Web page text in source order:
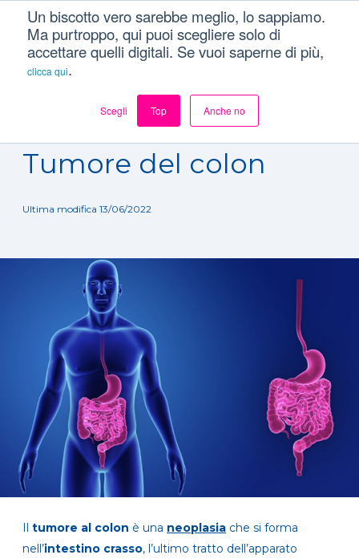
Un biscotto vero sarebbe meglio, lo sappiamo.
Ma purtroppo, qui puoi scegliere solo di
accettare quelli digitali. Se vuoi saperne di più,
clicca qui.
Scegli Top Anche no
Patologie/ Tumore del colon
Tumore del colon
Ultima modifica 13/06/2022
tumore al colon è una neoplasia che si forma
nell’intestino crasso, l’ultimo tratto dell’apparato